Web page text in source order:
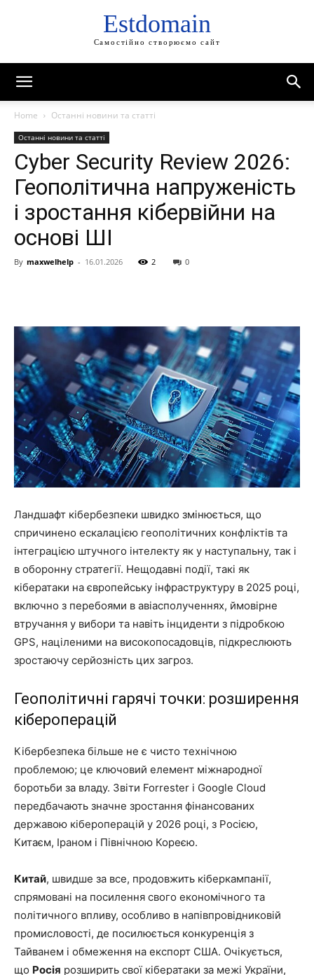
Estdomain
Самостійно створюємо сайт
Home Останні новини та статті
Останні новини та статті
Cyber Security Review 2026:
Геополітична напруженість
і зростання кібервійни на
основі ШІ
By maxwelhelp - 16.01.2026 2 0
Ландшафт кібербезпеки швидко змінюється, що
спричинено ескалацією геополітичних конфліктів та
інтеграцією штучного інтелекту як у наступальну, так і
в оборонну стратегії. Нещодавні події, такі як
кібератаки на європейську інфраструктуру в 2025 році,
включно з перебоями в авіасполученнях, ймовірне
втручання у вибори та навіть інциденти з підробкою
GPS, націленими на високопосадовців, підкреслюють
зростаючу серйозність цих загроз.
Геополітичні гарячі точки: розширення
кібероперацій
Кібербезпека більше не є чисто технічною
проблемою; це ключовий елемент міжнародної
боротьби за владу. Звіти Forrester і Google Cloud
передбачають значне зростання фінансованих
державою кібероперацій у 2026 році, з Росією,
Китаєм, Іраном і Північною Кореєю.
Китай, швидше за все, продовжить кіберкампанії,
спрямовані на посилення свого економічного та
політичного впливу, особливо в напівпровідниковій
промисловості, де посилюється конкуренція з
Тайванем і обмеження на експорт США. Очікується,
що Росія розширить свої кібератаки за межі України,